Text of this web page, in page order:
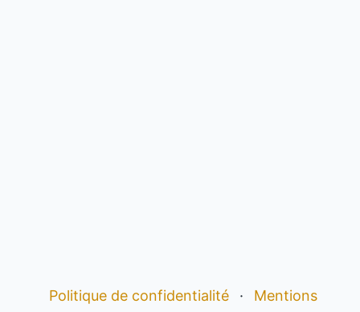
Politique de confidentialité ·
Mentions